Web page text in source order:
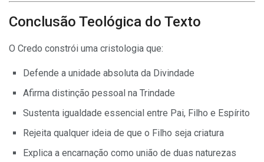
Conclusão Teológica do Texto
O Credo constrói uma cristologia que:
Defende a unidade absoluta da Divindade
Afirma distinção pessoal na Trindade
Sustenta igualdade essencial entre Pai, Filho e Espírito
Rejeita qualquer ideia de que o Filho seja criatura
Explica a encarnação como união de duas naturezas